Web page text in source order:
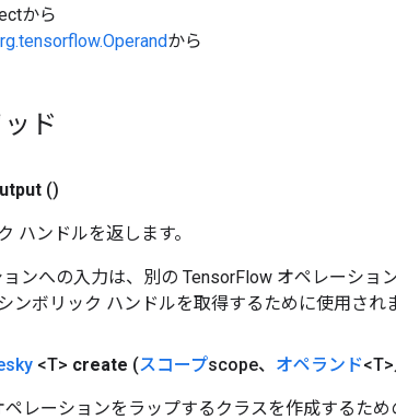
から
から
ド
()
ハンドルを返します。
ンへの入力は、別の TensorFlow オペレーショ
ンボリック ハンドルを取得するために使用されま
<T> create (スコープscope、 オペランド
レーションをラップするクラスを作成するため